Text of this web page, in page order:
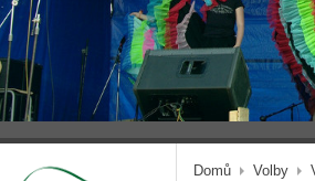
Domů Volby